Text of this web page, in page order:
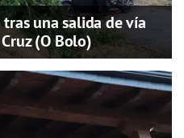
una salida de vía
(O Bolo)